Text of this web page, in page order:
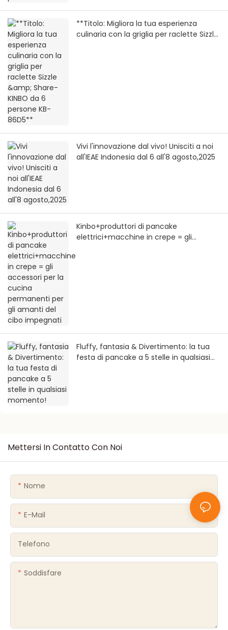
**Titolo: Migliora la tua esperienza
culinaria con la griglia per raclette Sizzle
Vivi l'innovazione dal vivo! Unisciti a noi
all'IEAE Indonesia dal 6 all'8 agosto,2025
Kinbo+produttori di pancake
elettrici+macchine in crepe = gli
Fluffy, fantasia & Divertimento: la tua
festa di pancake a 5 stelle in qualsiasi
Mettersi In Contatto Con Noi
Nome
E-Mail
Telefono
Soddisfare